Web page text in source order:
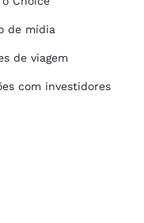
de mídia
de viagem
com investidores